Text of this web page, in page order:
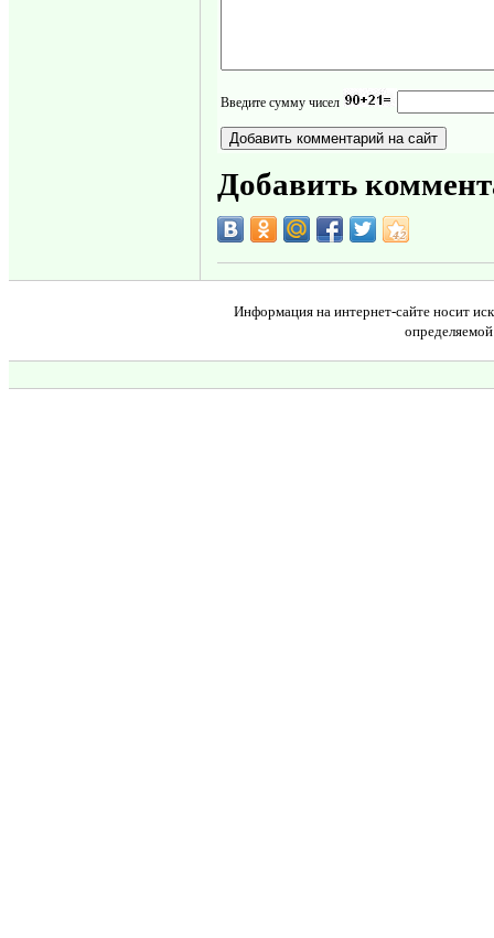
Введите сумму чисел
Добавить
Информация на интернет-сайте носит